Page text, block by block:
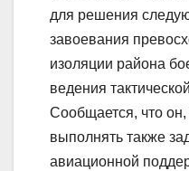
для решения
завоевания
изоляции района
ведения
Сообщается, что
выполнять также
авиационной